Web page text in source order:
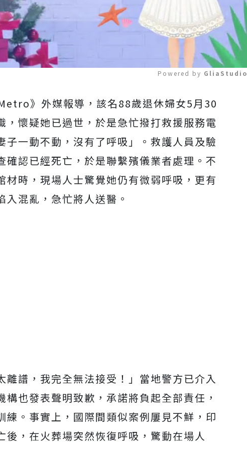
Mute
Powered by
》外媒報導，該名88歲退休婦女5月30
，懷疑她已過世，於是急忙撥打救援服務電
子一動不動，沒有了呼吸」。救護人員及驗
確認已經死亡，於是聯繫殯儀業者處理。不
時， 現場人士驚覺她仍有微弱呼吸，更有
混亂，急忙將人送醫。
譜，我完全無法接受！」 當地警方已介入
也發表聲明致歉，承諾將負起全部責任，
練。事實上，國際間類似案例屢見不鮮，印
後，在火葬場突然恢復呼吸，驚動在場人